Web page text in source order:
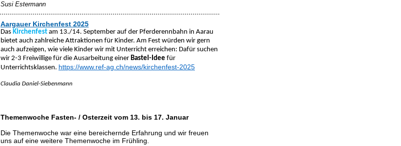
Susi Estermann
Aargauer Kirchenfest 2025
Das Kirchenfest am 13./14. September auf der Pferderennbahn in Aarau
bietet auch zahlreiche Attraktionen für Kinder. Am Fest würden wir gern
auch aufzeigen, wie viele Kinder wir mit Unterricht erreichen: Dafür suchen
wir 2-3 Freiwillige für die Ausarbeitung einer Bastel-Idee für
Unterrichtsklassen. https://www.ref-ag.ch/news/kirchenfest-2025
Claudia Daniel-Siebenmann
Themenwoche Fasten- / Osterzeit vom 13. bis 17. Januar
Die Themenwoche war eine bereichernde Erfahrung und wir freuen
uns auf eine weitere Themenwoche im Frühling.